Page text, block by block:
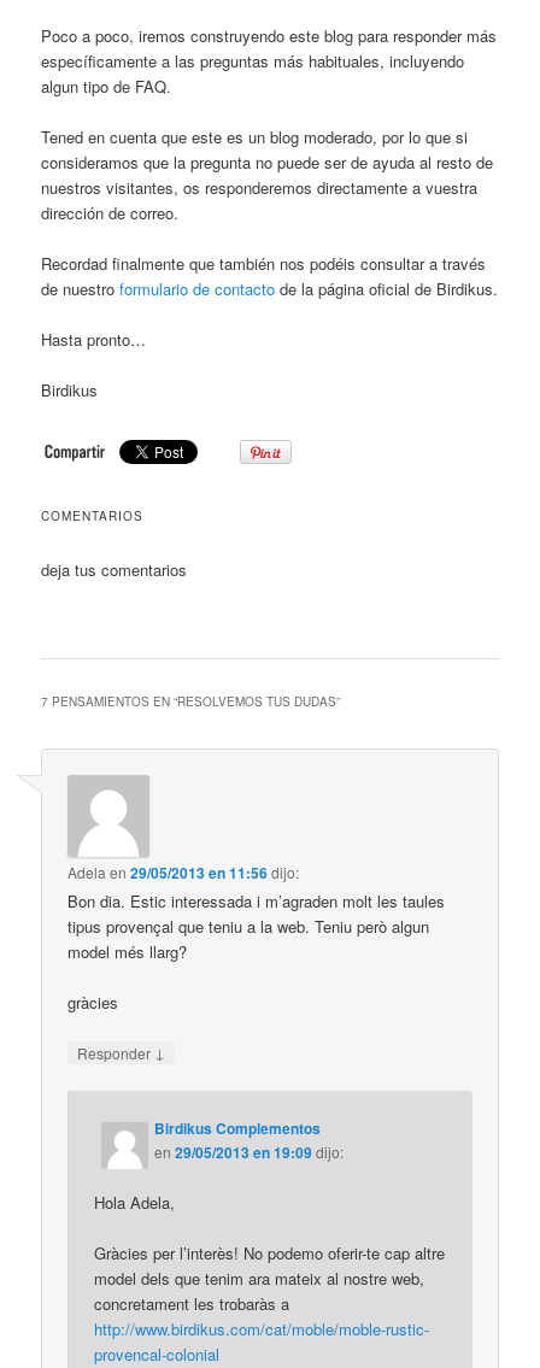
Poco a poco, iremos construyendo este blog para responder más
específicamente a las preguntas más habituales, incluyendo
algun tipo de FAQ.
Tened en cuenta que este es un blog moderado, por lo que si
consideramos que la pregunta no puede ser de ayuda al resto de
nuestros visitantes, os responderemos directamente a vuestra
dirección de correo.
Recordad finalmente que también nos podéis consultar a través
de nuestroformulario de contacto de la página oficial de Birdikus.
Hasta pronto…
Birdikus
COMENTARIOS
deja tus comentarios
7 PENSAMIENTOS EN “RESOLVEMOS TUS DUDAS”
Adela en29/05/2013 en 11:56dijo:
Bon dia. Estic interessada i m’agraden molt les taules
tipus provençal que teniu a la web. Teniu però algun
model més llarg?
gràcies
Responder ↓
Birdikus Complementos
en29/05/2013 en 19:09dijo:
Hola Adela,
Gràcies per l’interès! No podemo oferir-te cap altre
model dels que tenim ara mateix al nostre web,
concretament les trobaràs a
http://www.birdikus.com/cat/moble/moble-rustic-
provencal-colonial